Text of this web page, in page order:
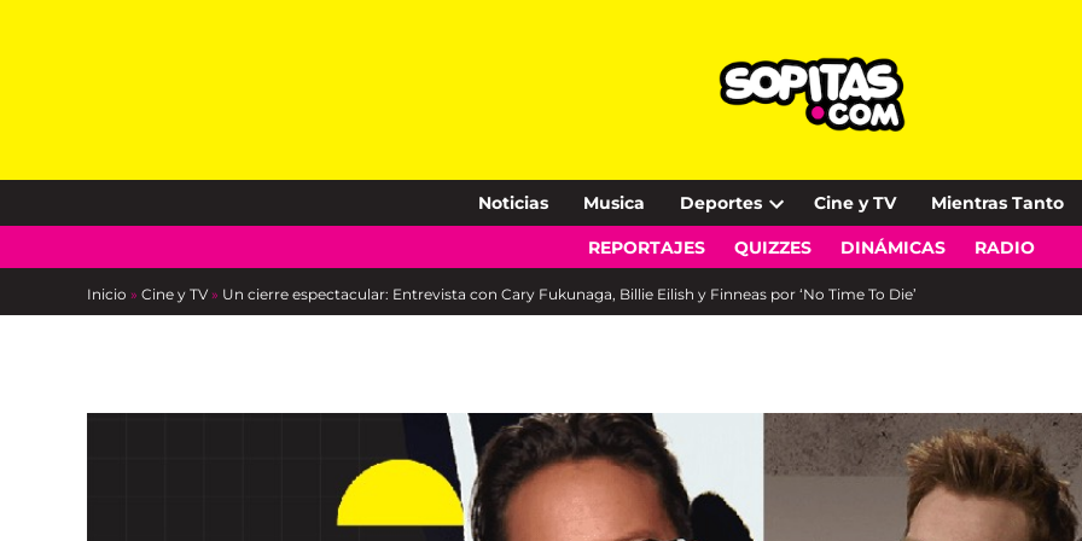
Noticias Musica Deportes
Open
dropdown
Cine y TV Mientras Tanto
REPORTAJES QUIZZES DINÁMICAS RADIO
Inicio » Cine y TV » Un cierre espectacular: Entrevista con Cary Fukunaga, Billie Eilish y Finneas por ‘No Time To Die’